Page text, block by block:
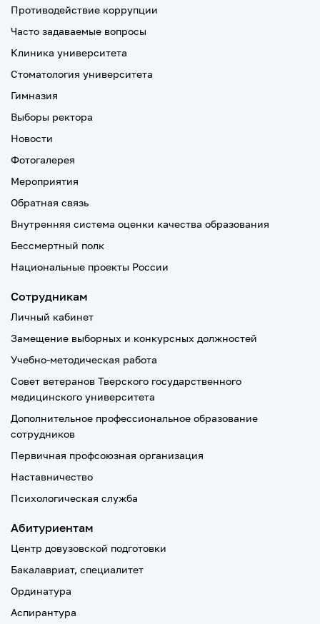
Противодействие коррупции
Часто задаваемые вопросы
Клиника университета
Стоматология университета
Гимназия
Выборы ректора
Новости
Фотогалерея
Мероприятия
Обратная связь
Внутренняя система оценки качества образования
Бессмертный полк
Национальные проекты России
Сотрудникам
Личный кабинет
Замещение выборных и конкурсных должностей
Учебно-методическая работа
Совет ветеранов Тверского государственного
медицинского университета
Дополнительное профессиональное образование
сотрудников
Первичная профсоюзная организация
Наставничество
Психологическая служба
Абитуриентам
Центр довузовской подготовки
Бакалавриат, специалитет
Ординатура
Аспирантура